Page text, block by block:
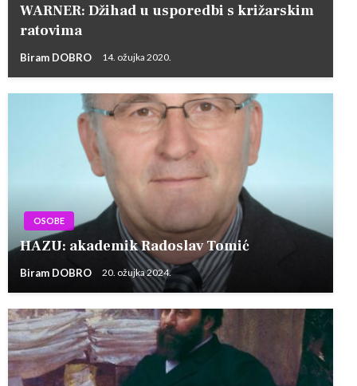
WARNER: Džihad u usporedbi s križarskim
ratovima
Biram DOBRO 14. ožujka 2020.
OSOBE
HAZU: akademik Radoslav Tomić
Biram DOBRO 20. ožujka 2024.